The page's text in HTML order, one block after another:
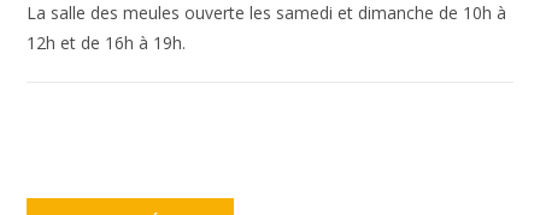
La salle des meules ouverte les samedi et dimanche de 10h à
12h et de 16h à 19h.